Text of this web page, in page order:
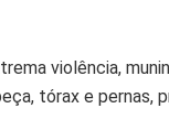
violência,
tórax e pernas,